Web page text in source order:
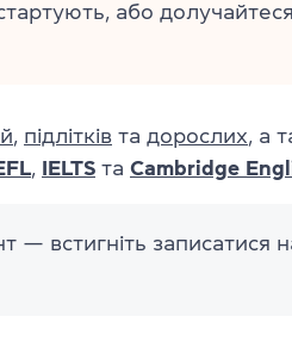
або
, підлітків та дорослих, а
, IELTS та Cambridge
— встигніть записатися